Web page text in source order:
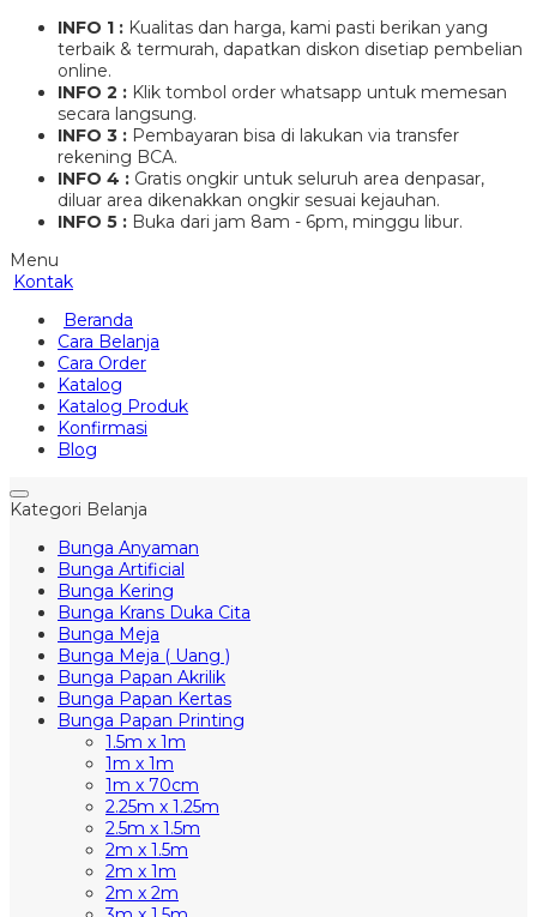
INFO 1 : Kualitas dan harga, kami pasti berikan yang
terbaik & termurah, dapatkan diskon disetiap pembelian
online.
INFO 2 : Klik tombol order whatsapp untuk memesan
secara langsung.
INFO 3 : Pembayaran bisa di lakukan via transfer
rekening BCA.
INFO 4 : Gratis ongkir untuk seluruh area denpasar,
diluar area dikenakkan ongkir sesuai kejauhan.
INFO 5 : Buka dari jam 8am - 6pm, minggu libur.
Menu
Kontak
Beranda
Cara Belanja
Cara Order
Katalog
Katalog Produk
Konfirmasi
Blog
Kategori Belanja
Bunga Anyaman
Bunga Artificial
Bunga Kering
Bunga Krans Duka Cita
Bunga Meja
Bunga Meja ( Uang )
Bunga Papan Akrilik
Bunga Papan Kertas
Bunga Papan Printing
1.5m x 1m
1m x 1m
1m x 70cm
2.25m x 1.25m
2.5m x 1.5m
2m x 1.5m
2m x 1m
2m x 2m